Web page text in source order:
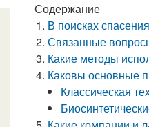
Содержание
В поисках
Связанные
Какие методы
Каковы основные
Классическая